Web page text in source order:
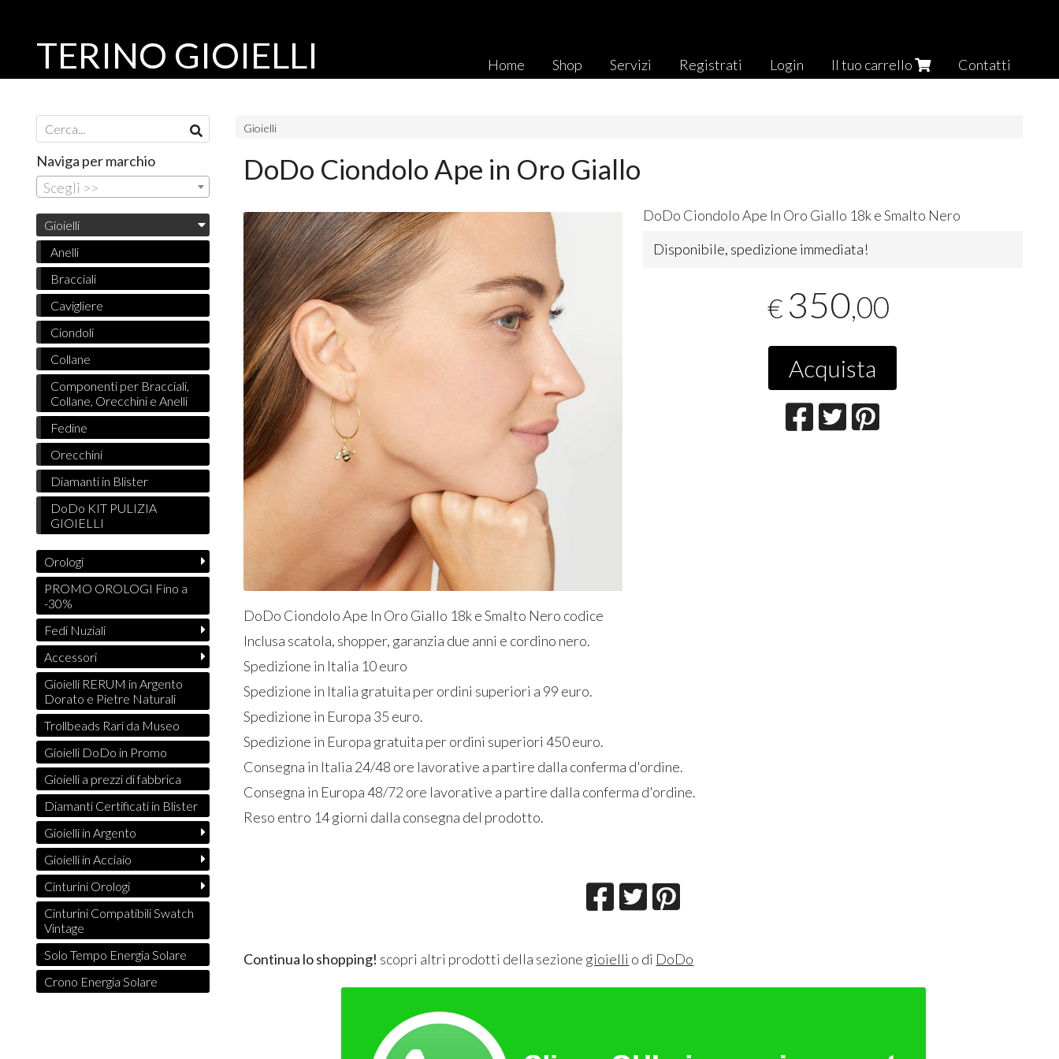
Home Shop Servizi Registrati Login Il tuo carrello Contatti
TERINO GIOIELLI
Gioielli
DoDo Ciondolo Ape in Oro Giallo
DoDo Ciondolo Ape In Oro Giallo 18k e Smalto Nero
Disponibile, spedizione immediata!
€ 350,00
Acquista
DoDo Ciondolo Ape In Oro Giallo 18k e Smalto Nero codice
Inclusa scatola, shopper, garanzia due anni e cordino nero.
Spedizione in Italia 10 euro
Spedizione in Italia gratuita per ordini superiori a 99 euro.
Spedizione in Europa 35 euro.
Spedizione in Europa gratuita per ordini superiori 450 euro.
Consegna in Italia 24/48 ore lavorative a partire dalla conferma d'ordine.
Consegna in Europa 48/72 ore lavorative a partire dalla conferma d'ordine.
Reso entro 14 giorni dalla consegna del prodotto.
Continua lo shopping! scopri altri prodotti della sezione gioielli o di DoDo
Naviga per marchio
Scegli >>
Gioielli
Anelli
Bracciali
Cavigliere
Ciondoli
Collane
Componenti per Bracciali,
Collane, Orecchini e Anelli
Fedine
Orecchini
Diamanti in Blister
DoDo KIT PULIZIA
GIOIELLI
Orologi
PROMO OROLOGI Fino a
-30%
Fedi Nuziali
Accessori
Gioielli RERUM in Argento
Dorato e Pietre Naturali
Trollbeads Rari da Museo
Gioielli DoDo in Promo
Gioielli a prezzi di fabbrica
Diamanti Certificati in Blister
Gioielli in Argento
Gioielli in Acciaio
Cinturini Orologi
Cinturini Compatibili Swatch
Vintage
Solo Tempo Energia Solare
Crono Energia Solare